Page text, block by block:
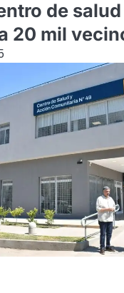
de
20 mil